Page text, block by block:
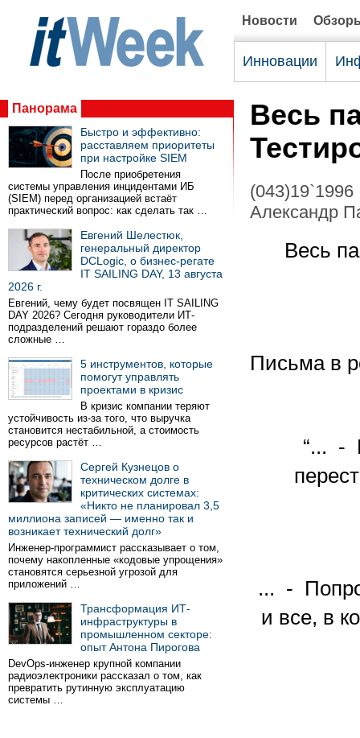
Новости
Инновации
Панорама
Быстро и эффективно:
расставляем приоритеты
при настройке SIEM
После приобретения
системы управления инцидентами ИБ
(SIEM) перед организацией встаёт
практический вопрос: как сделать так …
Евгений Шелестюк,
генеральный директор
DCLogic, о бизнес-регате
IT SAILING DAY, 13 августа
2026 г.
Евгений, чему будет посвящен IT SAILING
DAY 2026? Сегодня руководители ИТ-
подразделений решают гораздо более
сложные …
5 инструментов, которые
помогут управлять
проектами в кризис
В кризис компании теряют
устойчивость из-за того, что выручка
становится нестабильной, а стоимость
ресурсов растёт …
Сергей Кузнецов о
техническом долге в
критических системах:
«Никто не планировал 3,5
миллиона записей — именно так и
возникает технический долг»
Инженер-программист рассказывает о том,
почему накопленные «кодовые упрощения»
становятся серьезной угрозой для
приложений …
Трансформация ИТ-
инфраструктуры в
промышленном секторе:
опыт Антона Пирогова
DevOps-инженер крупной компании
радиоэлектроники рассказал о том, как
превратить рутинную эксплуатацию
системы …
Весь
(043)19`1996
Александр
Весь
Письма в
“... -
... -
и все, в